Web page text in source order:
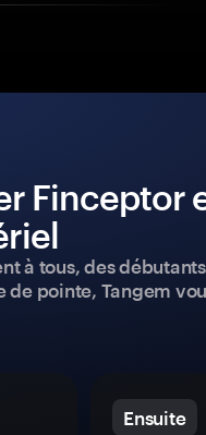
Finceptor
à tous, des
de pointe, Tangem
Ensuite